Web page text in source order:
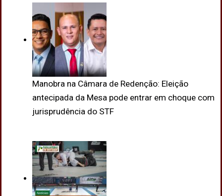
Manobra na Câmara de Redenção: Eleição
antecipada da Mesa pode entrar em choque com
jurisprudência do STF